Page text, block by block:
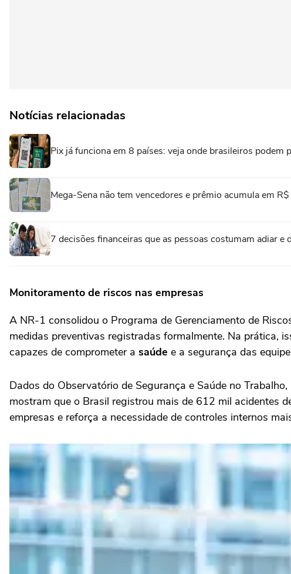
Notícias relacionadas
Pix já funciona em 8 países: veja onde brasileiros podem
Mega-Sena não tem vencedores e prêmio acumula em
7 decisões financeiras que as pessoas costumam adiar e
Monitoramento de riscos nas empresas
A NR-1 consolidou o Programa de Gerenciamento de
medidas preventivas registradas formalmente. Na prática,
capazes de comprometer a saúde e a segurança das
Dados do Observatório de Segurança e Saúde no
mostram que o Brasil registrou mais de 612 mil acidentes
empresas e reforça a necessidade de controles internos